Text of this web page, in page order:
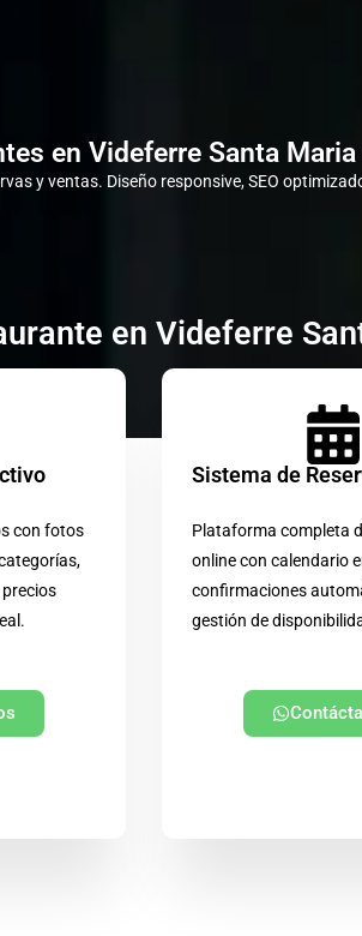
en Videferre Santa Maria
y ventas. Diseño responsive, SEO
en Videferre
con fotos
Sistema de
Plataforma completa
online con calendario
confirmaciones
gestión de